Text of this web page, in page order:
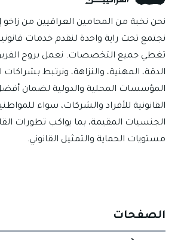
يحميك
القانون
من
التخلية؟
نحن نخبة من المحامين العراقيين من زاخو
نجتمع تحت راية واحدة لنقدم خدمات
تغطي جميع التخصصات. نعمل بروح
الدقة، المهنية، والنزاهة، ونرتبط
المؤسسات المحلية والدولية لضمان
القانونية للأفراد والشركات، سواء
الجنسيات المقيمة، بما يواكب تطورات
مستويات الحماية والتمثيل القانوني.
الصفحات